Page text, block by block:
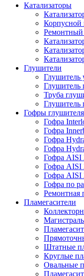
Катализаторы
Корпусной
Ремонтный
Глушители
Глушитель
Глушитель
Труба
Глушитель
Гофры глушителя
Гофра
Гофра
Гофра
Гофра
Гофра AISI
Гофра AISI
Гофра AISI
Гофра по
Ремонтная
Пламегасители
Штатные
Круглые
Овальные